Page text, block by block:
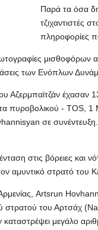
Παρά τα όσα
τζιχαντιστές
πληροφορίες
των Ενόπλων
Αζερμπαϊτζάν
πυροβολικού - TOS,
σε
στις βόρειες και
αμυντικό στρατό του
Artsrun
στρατού του Αρτσάχ
καταστρέψει μεγάλο